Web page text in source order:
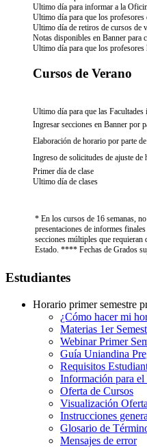
Ultimo día para informar a la
Ultimo día para que los profesores
Ultimo día de retiros de cursos de
Notas disponibles en Banner para
Ultimo día para que los profesores
Cursos de Verano
Ultimo día para que las
Ingresar secciones en Banner por
Elaboración de horario por parte
Ingreso de solicitudes de ajuste
Primer día de clase
Ultimo día de clases
* En los cursos de 16 semanas,
presentaciones de informes
secciones múltiples que
Estado. **** Fechas de Grados
Estudiantes
Horario primer semestre
¿Cómo hacer mi
Materias 1er
Webinar Primer
Guía Uniandina
Requisitos
Información para el
Oferta de Cursos
Visualización
Instrucciones
Glosario de
Mensajes de error